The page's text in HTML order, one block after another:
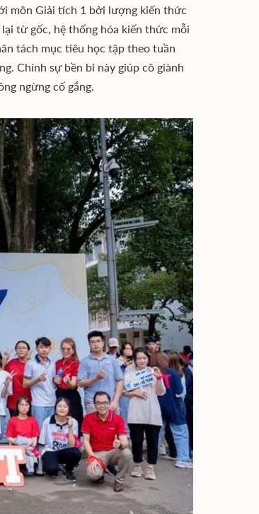
môn Giải tích 1 bởi lượng kiến thức
từ gốc, hệ thống hóa kiến thức mỗi
tách mục tiêu học tập theo tuần
Chính sự bền bỉ này giúp cô giành
ngừng cố gắng.